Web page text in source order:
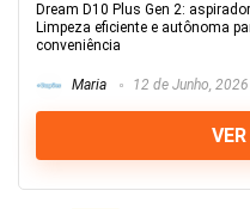
Dream D10 Plus Gen 2:
Limpeza eficiente e autônoma
conveniência
Maria 12 de Junho, 2026